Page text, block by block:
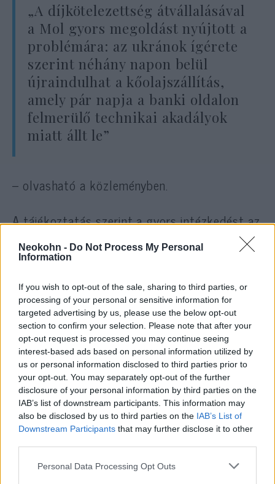
Neokohn - Do Not Process My Personal
Information
If you wish to opt-out of the sale, sharing to third parties, or
processing of your personal or sensitive information for
targeted advertising by us, please use the below opt-out
section to confirm your selection. Please note that after your
opt-out request is processed you may continue seeing
interest-based ads based on personal information utilized by
us or personal information disclosed to third parties prior to
your opt-out. You may separately opt-out of the further
disclosure of your personal information by third parties on the
IAB’s list of downstream participants. This information may
also be disclosed by us to third parties on the IAB’s List of
Downstream Participants that may further disclose it to other
Please note that this website/app uses one or more Google
Personal Data Processing Opt Outs
„A díjkötelezettség átvállalásával
a Mol gyors megoldást nyújtott a
problémára: az ukránok ígérete
szerint néhány napon belül
újraindulhat a kőolajszállítás,
amely pár napja a banki oldalon
felmerülő technikai akadályok
miatt állt le”
– olvasható a közleményben.
A tájékoztatás szerint a gyors intézkedést az
ellátási helyzet tette indokolttá: a Barátság
kőolajvezeték déli szakaszán keresztül
és Csehországba is, és bár a Molnak
Magyarországon több hétre elegendő saját
tartaléka van, regionális nagyvállalatként a
környező országok ellátásbiztonságáért is
felelősséget vállal.
Ajvé: Elzárták az ukránok a Barátság
kőolajvezetéket